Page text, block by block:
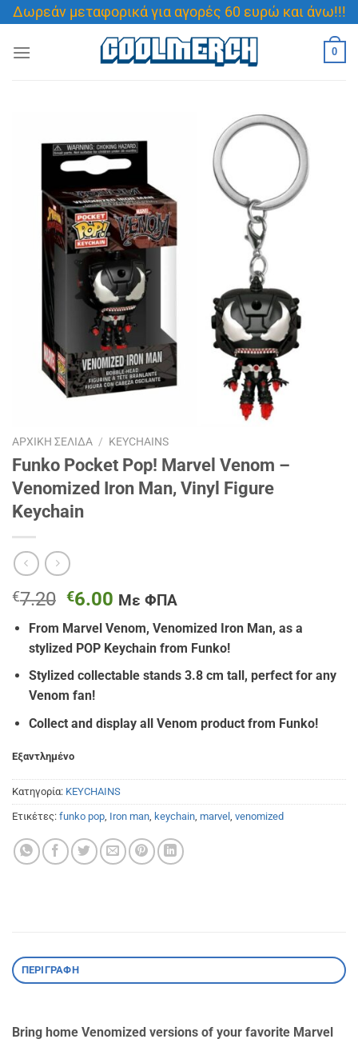
Μετάβαση
στο
περιεχόμενο
Δωρεάν μεταφορικά για αγορές 60 ευρώ και άνω!!!
0
ΑΡΧΙΚΉ ΣΕΛΊΔΑ / KEYCHAINS
Funko Pocket Pop! Marvel Venom –
Venomized Iron Man, Vinyl Figure
Keychain
€7.20 Original
price
was:
€7.20.
€6.00 Η
τρέχουσα
τιμή
είναι:
€6.00.
Με ΦΠΑ
From Marvel Venom, Venomized Iron Man, as a
stylized POP Keychain from Funko!
Stylized collectable stands 3.8 cm tall, perfect for any
Venom fan!
Collect and display all Venom product from Funko!
Εξαντλημένο
Κατηγορία: KEYCHAINS
Ετικέτες: funko pop Iron man keychain marvel venomized
ΠΕΡΙΓΡΑΦΉ
Bring home Venomized versions of your favorite Marvel